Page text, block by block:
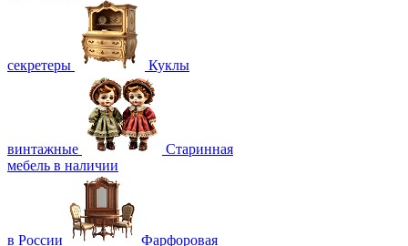
секретеры Куклы
винтажные
Старинная
мебель в наличии
в России
Фарфоровая